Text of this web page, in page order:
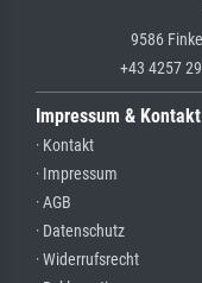
9586
+43 4257
Impressum & Kontakt
· Kontakt
· Impressum
· AGB
· Datenschutz
· Widerrufsrecht